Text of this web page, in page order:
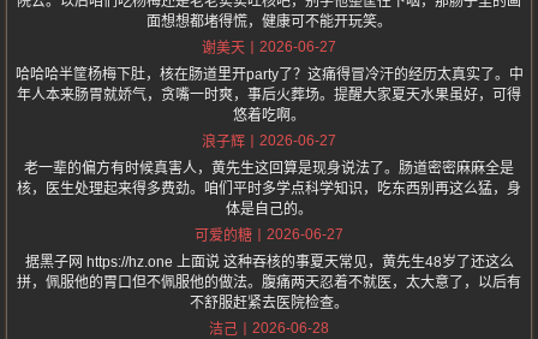
面想想都堵得慌，健康可不能开玩笑。
谢美天
2026-06-27
哈哈哈半筐杨梅下肚，核在肠道里开party了？这痛得冒冷汗的经历太真实了。中
年人本来肠胃就娇气，贪嘴一时爽，事后火葬场。提醒大家夏天水果虽好，可得
悠着吃啊。
浪子辉
2026-06-27
老一辈的偏方有时候真害人，黄先生这回算是现身说法了。肠道密密麻麻全是
核，医生处理起来得多费劲。咱们平时多学点科学知识，吃东西别再这么猛，身
体是自己的。
可爱的糖
2026-06-27
据黑子网 https://hz.one 上面说 这种吞核的事夏天常见，黄先生48岁了还这么
拼，佩服他的胃口但不佩服他的做法。腹痛两天忍着不就医，太大意了，以后有
不舒服赶紧去医院检查。
洁己
2026-06-28